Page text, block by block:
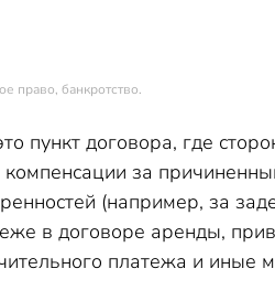
право, банкротство.
пункт договора, где
за
(например, за
в договоре аренды,
платежа и иные